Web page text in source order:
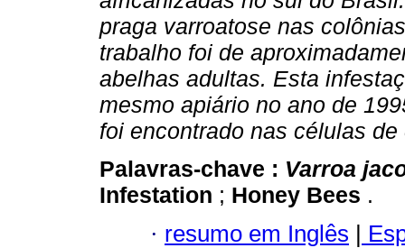
praga varroatose nas
trabalho foi de
abelhas adultas. Esta
mesmo apiário no ano de
foi encontrado nas células
Palavras-chave : Varroa
Infestation ; Honey Bees .
· resumo em Inglês |